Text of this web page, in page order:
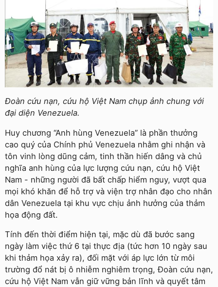
Đoàn cứu nạn, cứu hộ Việt Nam chụp ảnh chung với
đại diện Venezuela.
Huy chương “Anh hùng Venezuela” là phần thưởng
cao quý của Chính phủ Venezuela nhằm ghi nhận và
tôn vinh lòng dũng cảm, tinh thần hiến dâng và chủ
nghĩa anh hùng của lực lượng cứu nạn, cứu hộ Việt
Nam - những người đã bất chấp hiểm nguy, vượt qua
mọi khó khăn để hỗ trợ và viện trợ nhân đạo cho nhân
dân Venezuela tại khu vực chịu ảnh hưởng của thảm
họa động đất.
Tính đến thời điểm hiện tại, mặc dù đã bước sang
ngày làm việc thứ 6 tại thực địa (tức hơn 10 ngày sau
khi thảm họa xảy ra), đối mặt với áp lực lớn từ môi
trường đổ nát bị ô nhiễm nghiêm trọng, Đoàn cứu nạn,
cứu hộ Việt Nam vẫn giữ vững bản lĩnh và quyết tâm